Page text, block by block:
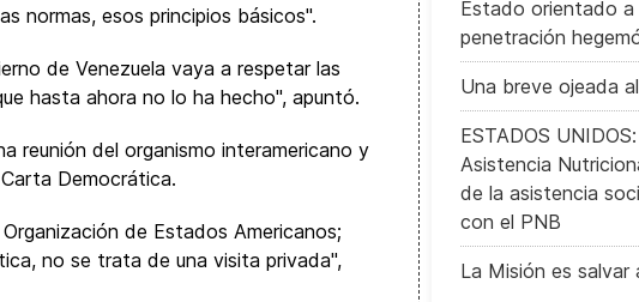
normas, esos principios básicos".
de Venezuela vaya a respetar las
hasta ahora no lo ha hecho", apuntó.
reunión del organismo interamericano y
Democrática.
de Estados Americanos;
no se trata de una visita privada",
Estado orientado
penetración
Una breve ojeada
ESTADOS
Asistencia
de la asistencia
con el PNB
La Misión es salvar